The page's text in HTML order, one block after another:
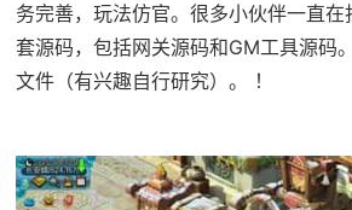
务完善，玩法仿官。很多小伙伴一直
套源码，包括网关源码和GM工具源码
文件（有兴趣自行研究）。 ！